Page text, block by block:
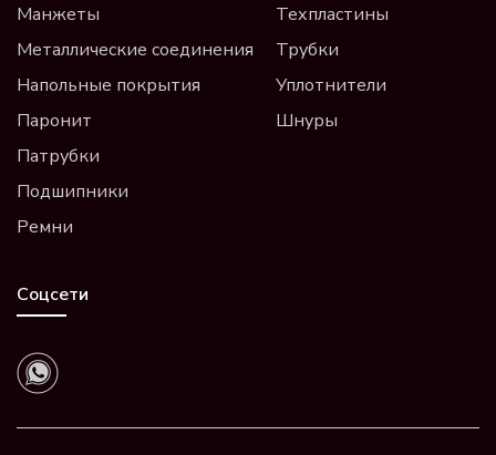
Манжеты
Металлические соединения
Напольные покрытия
Паронит
Патрубки
Подшипники
Ремни
Техпластины
Трубки
Уплотнители
Шнуры
Соцсети